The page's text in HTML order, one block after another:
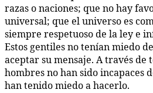
razas o naciones; que no hay
universal; que el universo es
siempre respetuoso de la ley e
Estos gentiles no tenían miedo
aceptar su mensaje. A través de
hombres no han sido incapaces
han tenido miedo a hacerlo.